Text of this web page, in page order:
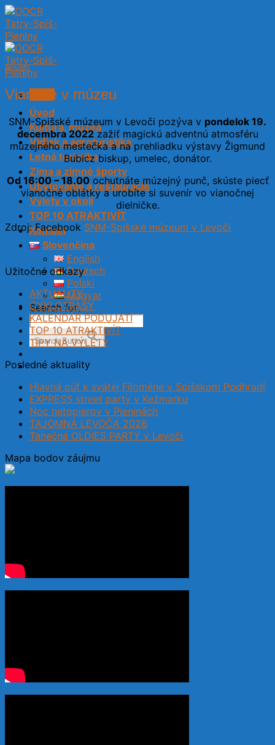
Skip
to
content
Úvod
Kultúra, múzeá
Vidiek a agroturistika
Letná turistika
Zima a zimné športy
Ubytovanie a reštaurácie
Výlety v okolí
TOP 10 ATRAKTIVÍT
Kontakt
Slovenčina
English
Deutsch
Polski
Magyar
Search for:
Search Button
Aktuality
Vianoce v múzeu
SNM-Spišské múzeum v Levoči pozýva v pondelok 19.
decembra 2022zažiť magickú adventnú atmosféru
múzejného mestečka a na prehliadku výstavy Žigmund
Bubicz biskup, umelec, donátor.
Od 16:00 – 18.00ochutnáte múzejný punč, skúste piecť
vianočné oblátky a urobíte si suvenír vo vianočnej
dielničke.
Zdroj: Facebook SNM-Spišské múzeum v Levoči
Užitočné odkazy
AKTUALITY
CYKLOTRASY
KALENDÁR PODUJATÍ
TOP 10 ATRAKTIVÍT
TIPY NA VÝLETY
Posledné aktuality
Hlavná púť k svätej Filoméne v Spišskom Podhradí
EXPRESS street party v Kežmarku
Noc netopierov v Pieninách
TAJOMNÁ LEVOČA 2026
Tanečná OLDIES PARTY v Levoči
Mapa bodov záujmu